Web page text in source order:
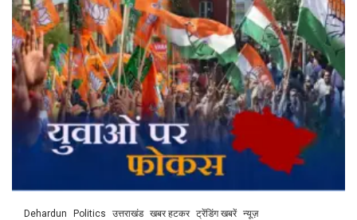
Dehardun Politics उत्तराखंड खबर हटकर ट्रेंडिंग खबरें न्यूज़